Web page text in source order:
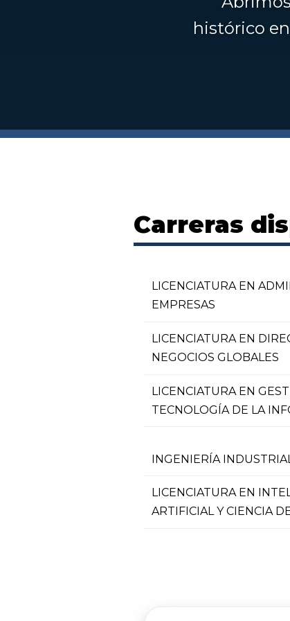
histórico
Carreras
LICENCIATURA EN
EMPRESAS
LICENCIATURA EN
NEGOCIOS GLOBALES
LICENCIATURA EN
TECNOLOGÍA DE LA
INGENIERÍA INDUSTRIAL
LICENCIATURA EN
ARTIFICIAL Y CIENCIA